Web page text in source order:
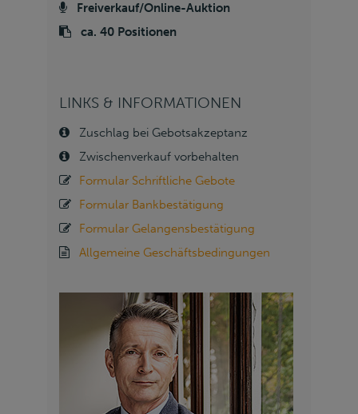
Freiverkauf/Online-Auktion
ca. 40 Positionen
LINKS & INFORMATIONEN
Zuschlag bei Gebotsakzeptanz
Zwischenverkauf vorbehalten
Formular Schriftliche Gebote
Formular Bankbestätigung
Formular Gelangensbestätigung
Allgemeine Geschäftsbedingungen